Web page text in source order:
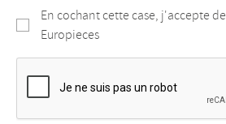
En cochant cette case, j'accepte
Europieces